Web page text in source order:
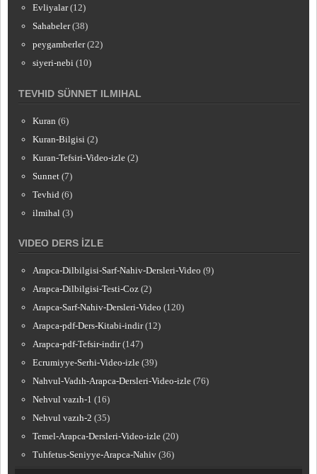
Evliyalar (12)
Sahabeler (38)
peygamberler (22)
siyeri-nebi (10)
TEVHID SÜNNET ILMIHAL
Kuran (6)
Kuran-Bilgisi (2)
Kuran-Tefsiri-Video-izle (2)
Sunnet (7)
Tevhid (6)
ilmihal (3)
VIDEO DERS İZLE
Arapca-Dilbilgisi-Sarf-Nahiv-Dersleri-Video (9)
Arapca-Dilbilgisi-Testi-Coz (2)
Arapca-Sarf-Nahiv-Dersleri-Video (120)
Arapca-pdf-Ders-Kitabi-indir (12)
Arapca-pdf-Tefsir-indir (147)
Ecrumiyye-Serhi-Video-izle (39)
Nahvul-Vadıh-Arapca-Dersleri-Video-izle (76)
Nehvul vazıh-1 (16)
Nehvul vazıh-2 (35)
Temel-Arapca-Dersleri-Video-izle (20)
Tuhfetus-Seniyye-Arapca-Nahiv (36)